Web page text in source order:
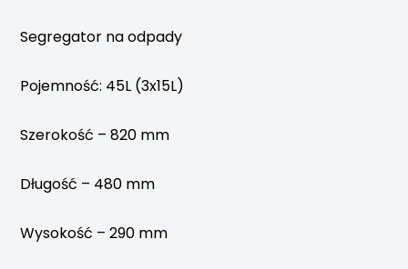
Segregator na odpady
Pojemność: 45L (3x15L)
Szerokość – 820 mm
Długość – 480 mm
Wysokość – 290 mm